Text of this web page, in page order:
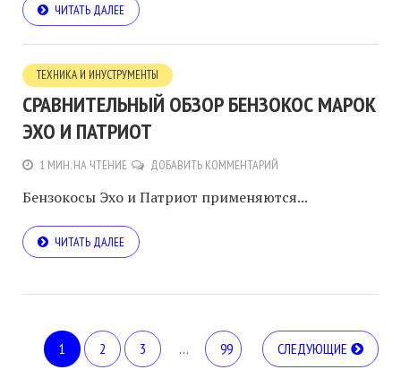
ЧИТАТЬ ДАЛЕЕ
ТЕХНИКА И ИНУСТРУМЕНТЫ
СРАВНИТЕЛЬНЫЙ ОБЗОР БЕНЗОКОС МАРОК
ЭХО И ПАТРИОТ
1 МИН. НА ЧТЕНИЕ ДОБАВИТЬ КОММЕНТАРИЙ
Бензокосы Эхо и Патриот применяются...
ЧИТАТЬ ДАЛЕЕ
1 2 3 … 99 СЛЕДУЮЩИЕ